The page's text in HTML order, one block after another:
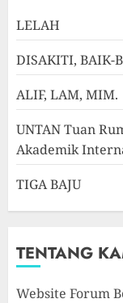
LELAH
DISAKITI, BAIK-
ALIF, LAM, MIM.
UNTAN Tuan
Akademik
TIGA BAJU
TENTANG
Website Forum